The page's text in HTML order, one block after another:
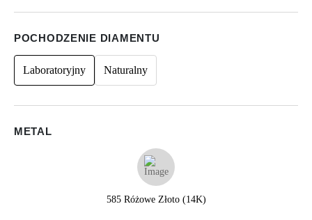
wykazują fluorescencji.
POCHODZENIE DIAMENTU
Laboratoryjny Naturalny
METAL
585 Różowe Złoto (14K)